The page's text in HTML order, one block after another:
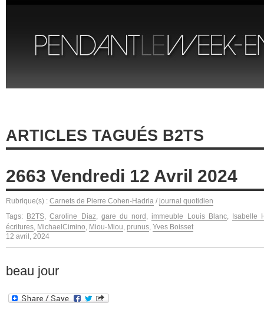
ARTICLES TAGUÉS B2TS
2663 Vendredi 12 Avril 2024
Rubrique(s) : Carnets de Pierre Cohen-Hadria / journal quotidien
Tags: B2TS,Caroline Diaz, gare du nord ,immeuble Louis Blanc,
Isabelle
écritures, MichaelCimino, Miou-Miou, prunus, Yves Boisset
12 avril, 2024
beau jour